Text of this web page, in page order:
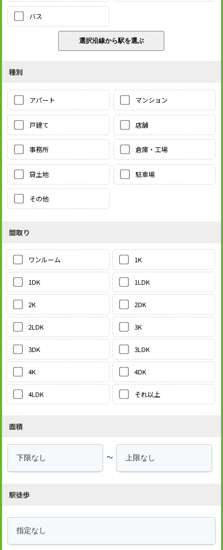
バス
種別
アパート マンション
戸建て 店舗
事務所 倉庫・工場
貸土地 駐車場
その他
間取り
ワンルーム 1K
1DK 1LDK
2K 2DK
2LDK 3K
3DK 3LDK
4K 4DK
4LDK それ以上
面積
～
駅徒歩